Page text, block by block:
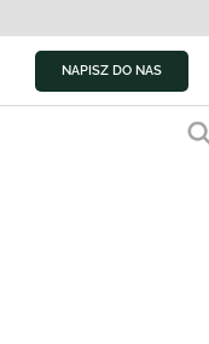
NAPISZ DO NAS